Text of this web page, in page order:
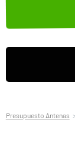
Presupuesto Antenas